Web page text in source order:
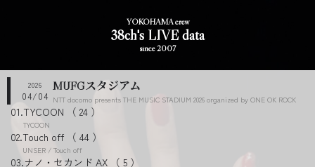
YOKOHAMA crew
38ch's LIVE data
since 2007
2026
04/04
MUFGスタジアム
NTT docomo presents THE MUSIC STADIUM 2026 organized by ONE OK ROCK
TYCOON 24
TYCOON
Touch off 44
UNSER / Touch off
ナノ・セカンド AX 5